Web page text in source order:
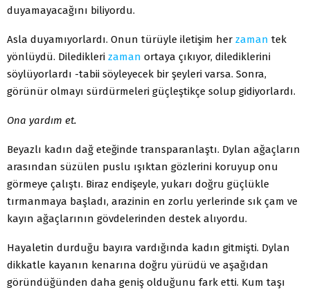
duyamayacağını biliyordu.
Asla duyamıyorlardı. Onun türüyle iletişim her zaman tek
yönlüydü. Diledikleri zaman ortaya çıkıyor, dilediklerini
söylüyorlardı -tabii söyleyecek bir şeyleri varsa. Sonra,
görünür olmayı sürdürmeleri güçleştikçe solup gidiyorlardı.
Ona yardım et.
Beyazlı kadın dağ eteğinde transparanlaştı. Dylan ağaçların
arasından süzülen puslu ışıktan gözlerini koruyup onu
görmeye çalıştı. Biraz endişeyle, yukarı doğru güçlükle
tırmanmaya başladı, arazinin en zorlu yerlerinde sık çam ve
kayın ağaçlarının gövdelerinden destek alıyordu.
Hayaletin durduğu bayıra vardığında kadın gitmişti. Dylan
dikkatle kayanın kenarına doğru yürüdü ve aşağıdan
göründüğünden daha geniş olduğunu fark etti. Kum taşı